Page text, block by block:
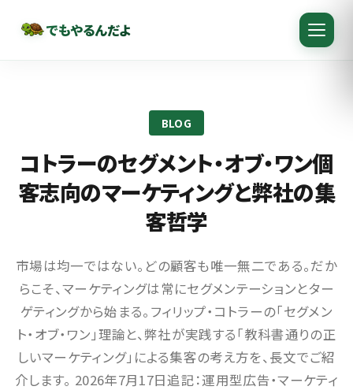
でもやるんだよ
BLOG
コトラーのセグメント・オブ・ワン個
客志向のマーケティングと弊社の集
客哲学
市場は均一ではない。どの顧客も唯一無二である。だか
らこそ、マーケティングは常にセグメンテーションとター
ゲティングから始まる。フィリップ・コトラーの「セグメン
ト・オブ・ワン」理論と、弊社が実践する「教科書通りの正
しいマーケティング」による集客の考え方を、長文でご紹
介します。 2026年7月17日追記：運用型広告・マーケティ